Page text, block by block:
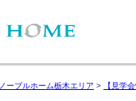
ノーブルホーム栃木エリア > 【見学